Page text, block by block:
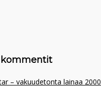
– vakuudetonta lainaa